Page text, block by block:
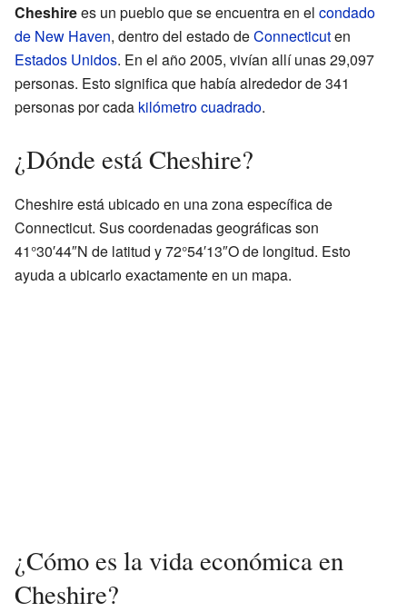
Cheshirees un pueblo que se encuentra en el condado
de New Haven, dentro del estado deConnecticuten
Estados Unidos. En el año 2005, vivían allí unas 29,097
personas. Esto significa que había alrededor de 341
personas por cada kilómetro cuadrado.
¿Dónde está Cheshire?
Cheshire está ubicado en una zona específica de
Connecticut. Sus coordenadas geográficas son
41°30′44″N de latitud y 72°54′13″O de longitud. Esto
ayuda a ubicarlo exactamente en un mapa.
¿Cómo es la vida económica en
Cheshire?